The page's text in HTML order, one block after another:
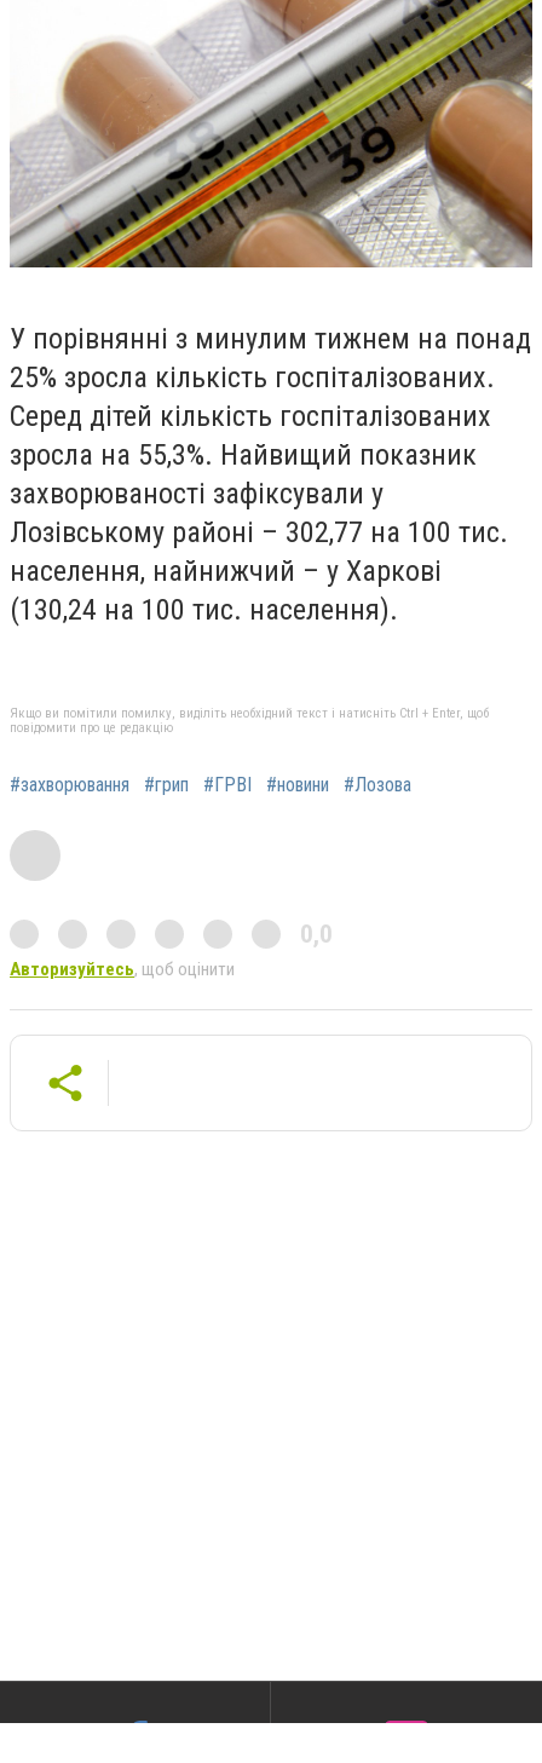
У порівнянні з минулим тижнем на понад
25% зросла кількість госпіталізованих.
Серед дітей кількість госпіталізованих
зросла на 55,3%. Найвищий показник
захворюваності зафіксували у
Лозівському районі – 302,77 на 100 тис.
населення, найнижчий – у Харкові
(130,24 на 100 тис. населення).
Якщо ви помітили помилку, виділіть необхідний текст і натисніть Ctrl + Enter, щоб
повідомити про це редакцію
#захворювання #грип #ГРВІ #новини #Лозова
0,0
Авторизуйтесь, щоб оцінити